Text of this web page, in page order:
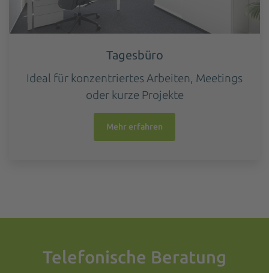
Tagesbüro
Ideal für konzentriertes Arbeiten, Meetings
oder kurze Projekte
Mehr erfahren
Telefonische Beratung